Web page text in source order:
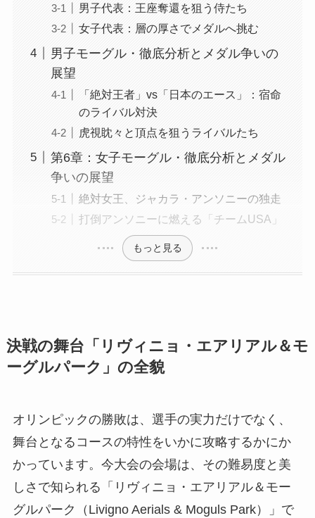
男子代表：王座奪還を狙う侍たち
女子代表：層の厚さでメダルへ挑む
男子モーグル・徹底分析とメダル争いの
展望
「絶対王者」vs「日本のエース」：宿命
のライバル対決
虎視眈々と頂点を狙うライバルたち
第6章：女子モーグル・徹底分析とメダル
争いの展望
絶対女王、ジャカラ・アンソニーの独走
打倒アンソニーに燃える「チームUSA」
もっと見る
決戦の舞台「リヴィニョ・エアリアル＆モ
ーグルパーク」の全貌
オリンピックの勝敗は、選手の実力だけでなく、
舞台となるコースの特性をいかに攻略するかにか
かっています。今大会の会場は、その難易度と美
しさで知られる「リヴィニョ・エアリアル＆モー
グルパーク（Livigno Aerials & Moguls Park）」で